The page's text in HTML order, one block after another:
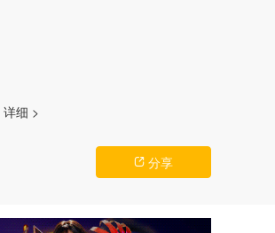
详细 >
 分享